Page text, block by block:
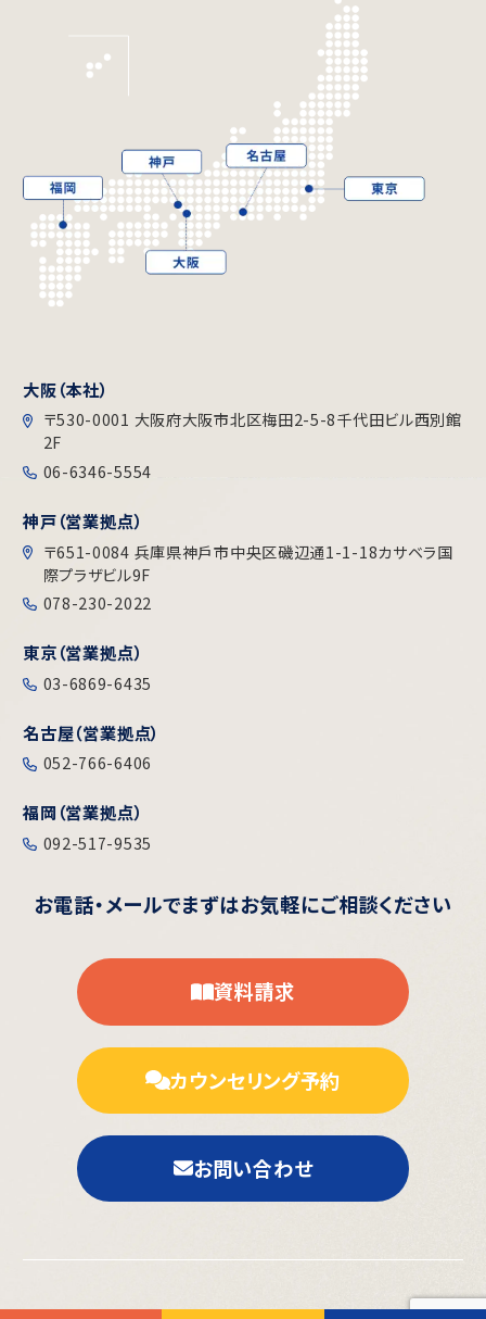
大阪（本社）
〒530-0001 大阪府大阪市北区梅田2-5-8千代田ビル⻄別館
2F
06-6346-5554
神戸（営業拠点）
〒651-0084 兵庫県神戶市中央区磯辺通1-1-18カサベラ国
際プラザビル9F
078-230-2022
東京（営業拠点）
03-6869-6435
名古屋（営業拠点）
052-766-6406
福岡（営業拠点）
092-517-9535
お電話・メールでまずはお気軽にご相談ください
資料請求
カウンセリング予約
お問い合わせ